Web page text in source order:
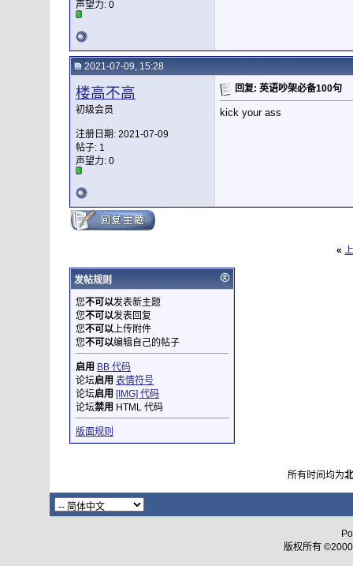
声望力: 0
2021-07-09, 15:28
楼高不高
初级会员
注册日期: 2021-07-09
帖子: 1
声望力: 0
回复: 英语吵架必备100句
kick your ass
«
发帖规则
您不可以发表新主题
您不可以发表回复
您不可以上传附件
您不可以编辑自己的帖子
启用 BB 代码
论坛启用 表情符号
论坛启用 [IMG] 代码
论坛禁用 HTML 代码
版面规则
所有时间均为
版权所有